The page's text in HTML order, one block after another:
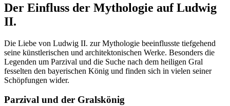
Der Einfluss der Mythologie auf Ludwig
II.
Die Liebe von Ludwig II. zur Mythologie beeinflusste tiefgehend
seine künstlerischen und architektonischen Werke. Besonders die
Legenden um Parzival und die Suche nach dem heiligen Gral
fesselten den bayerischen König und finden sich in vielen seiner
Schöpfungen wider.
Parzival und der Gralskönig